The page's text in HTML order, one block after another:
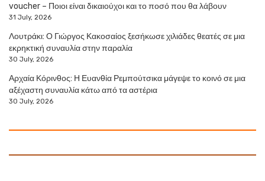
voucher – Ποιοι είναι δικαιούχοι και το ποσό που θα λάβουν
31 July, 2026
Λουτράκι: Ο Γιώργος Κακοσαίος ξεσήκωσε χιλιάδες θεατές σε μια
εκρηκτική συναυλία στην παραλία
30 July, 2026
Αρχαία Κόρινθος: Η Ευανθία Ρεμπούτσικα μάγεψε το κοινό σε μια
αξέχαστη συναυλία κάτω από τα αστέρια
30 July, 2026